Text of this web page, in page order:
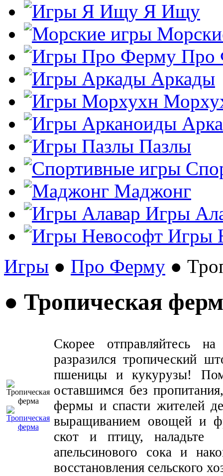
Я Ищу
Про
Аркады
Пазлы
Маджонг
Игры
Игры
Игры ● Про Ферму ●
● Тропическая
Скорее отправляйтесь
разразился тропический
пшеницы и кукурузы!
оставшимся без
фермы и спасти жителей
выращиванием овощей и
скот и птицу, наладьте
апельсинового сока и
восстановления сельского